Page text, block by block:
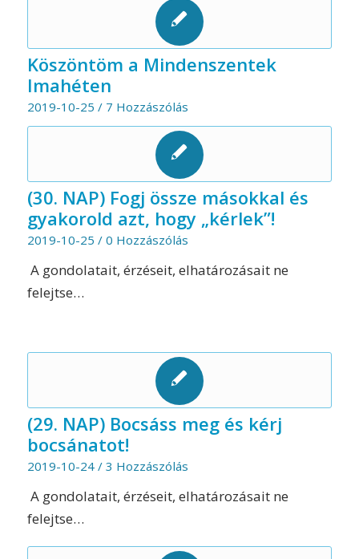
Köszöntöm a Mindenszentek
Imahéten
2019-10-25 / 7 Hozzászólás
(30. NAP) Fogj össze másokkal és
gyakorold azt, hogy „kérlek”!
2019-10-25 / 0 Hozzászólás
A gondolatait, érzéseit, elhatározásait ne
felejtse…
(29. NAP) Bocsáss meg és kérj
bocsánatot!
2019-10-24 / 3 Hozzászólás
A gondolatait, érzéseit, elhatározásait ne
felejtse…